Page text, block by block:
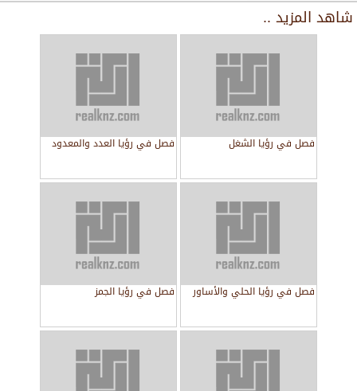
شاهد المزيد ..
فصل في رؤيا الشغل فصل في رؤيا العدد والمعدود
فصل في رؤيا الحلي والأساور فصل في رؤيا الجمز